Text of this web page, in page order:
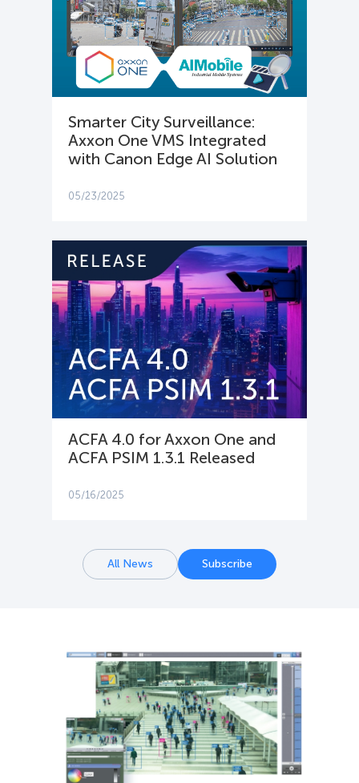
Smarter City Surveillance:
Axxon One VMS Integrated
with Canon Edge AI Solution
05/23/2025
ACFA 4.0 for Axxon One and
ACFA PSIM 1.3.1 Released
05/16/2025
All News Subscribe